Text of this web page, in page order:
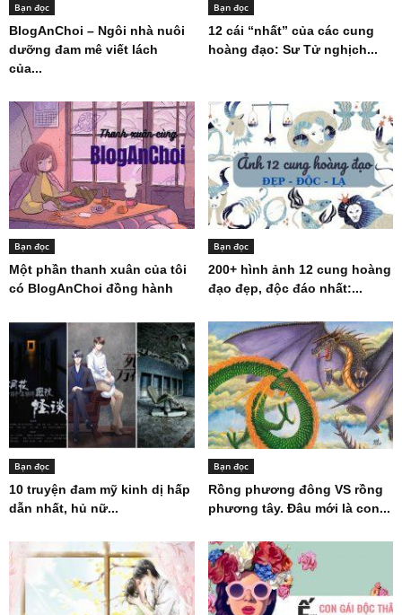
Bạn đọc
BlogAnChoi – Ngôi nhà nuôi
dưỡng đam mê viết lách
của...
Bạn đọc
12 cái “nhất” của các cung
hoàng đạo: Sư Tử nghịch...
Bạn đọc
Một phần thanh xuân của tôi
có BlogAnChoi đồng hành
Bạn đọc
200+ hình ảnh 12 cung hoàng
đạo đẹp, độc đáo nhất:...
Bạn đọc
10 truyện đam mỹ kinh dị hấp
dẫn nhất, hủ nữ...
Bạn đọc
Rồng phương đông VS rồng
phương tây. Đâu mới là con...